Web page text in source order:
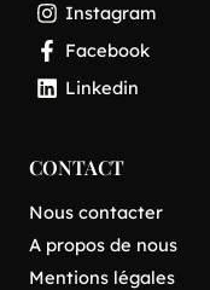
Instagram
Facebook
Linkedin
CONTACT
Nous contacter
A propos de nous
Mentions légales